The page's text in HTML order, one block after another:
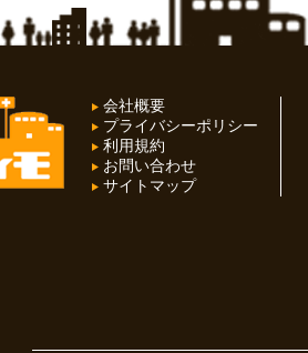
会社概要
プライバシーポリシー
利用規約
お問い合わせ
サイトマップ